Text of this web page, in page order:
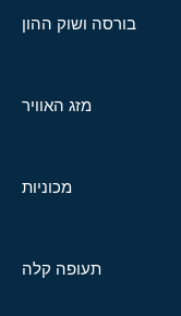
בורסה ושוק ההון
מזג האוויר
מכוניות
תעופה קלה